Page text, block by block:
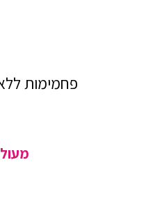
פחמימות